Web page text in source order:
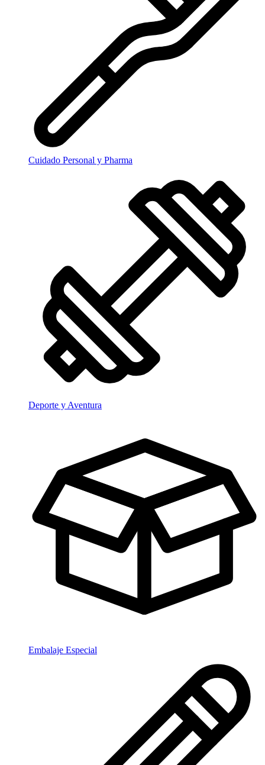
Cuidado Personal y Pharma
Deporte y Aventura
Embalaje Especial